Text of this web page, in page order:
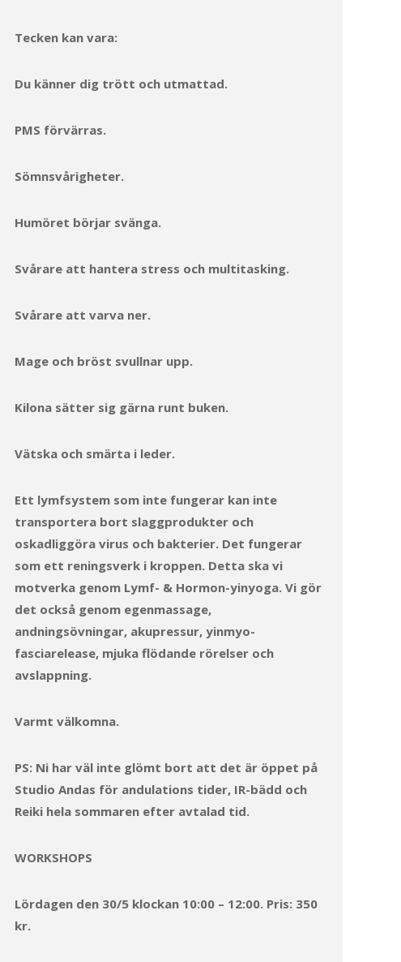
Tecken kan vara:
Du känner dig trött och utmattad.
PMS förvärras.
Sömnsvårigheter.
Humöret börjar svänga.
Svårare att hantera stress och multitasking.
Svårare att varva ner.
Mage och bröst svullnar upp.
Kilona sätter sig gärna runt buken.
Vätska och smärta i leder.
Ett lymfsystem som inte fungerar kan inte
transportera bort slaggprodukter och
oskadliggöra virus och bakterier. Det fungerar
som ett reningsverk i kroppen. Detta ska vi
motverka genom Lymf- & Hormon-yinyoga. Vi gör
det också genom egenmassage,
andningsövningar, akupressur, yinmyo-
fasciarelease, mjuka flödande rörelser och
avslappning.
Varmt välkomna.
PS: Ni har väl inte glömt bort att det är öppet på
Studio Andas för andulations tider, IR-bädd och
Reiki hela sommaren efter avtalad tid.
WORKSHOPS
Lördagen den 30/5 klockan 10:00 – 12:00. Pris: 350
kr.